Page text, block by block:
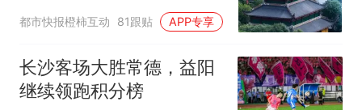
临时关闭，别跑空了
都市快报橙柿互动 81跟贴 APP专享
长沙客场大胜常德，益阳
继续领跑积分榜